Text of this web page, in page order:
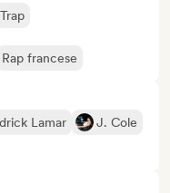
Trap
Rap francese
Lamar
J. Cole